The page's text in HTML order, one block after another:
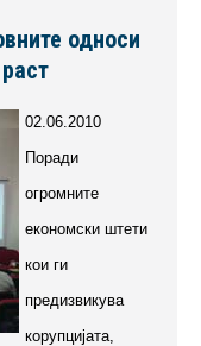
односи
02.06.2010
Поради
огромните
економски штети
кои ги
предизвикува
корупцијата,